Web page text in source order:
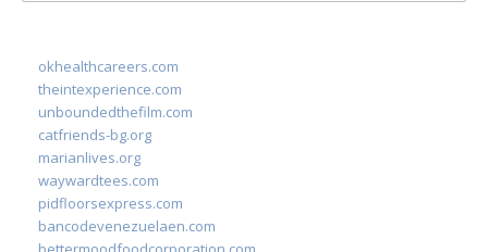
okhealthcareers.com
theintexperience.com
unboundedthefilm.com
catfriends-bg.org
marianlives.org
waywardtees.com
pidfloorsexpress.com
bancodevenezuelaen.com